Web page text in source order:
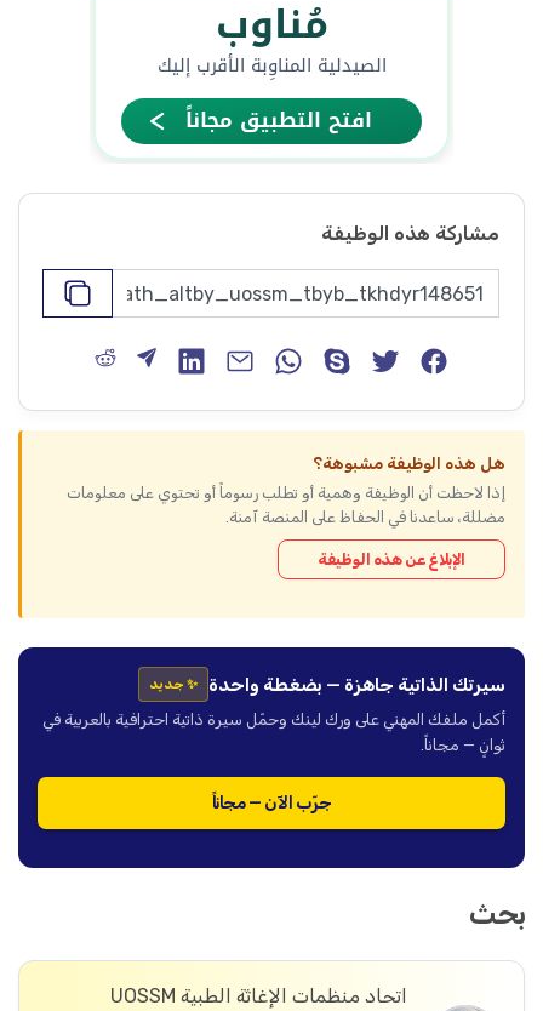
مشاركة هذه الوظيفة
هل هذه الوظيفة مشبوهة؟
إذا لاحظت أن الوظيفة وهمية أو تطلب رسوماً أو تحتوي على معلومات
مضللة، ساعدنا في الحفاظ على المنصة آمنة.
الإبلاغ عن هذه الوظيفة
سيرتك الذاتية جاهزة — بضغطة واحدة ✨ جديد
أكمل ملفك المهني على ورك لينك وحمّل سيرة ذاتية احترافية بالعربية في
ثوانٍ — مجاناً.
جرّب الآن — مجاناً
بحث
اتحاد منظمات الإغاثة الطبية UOSSM